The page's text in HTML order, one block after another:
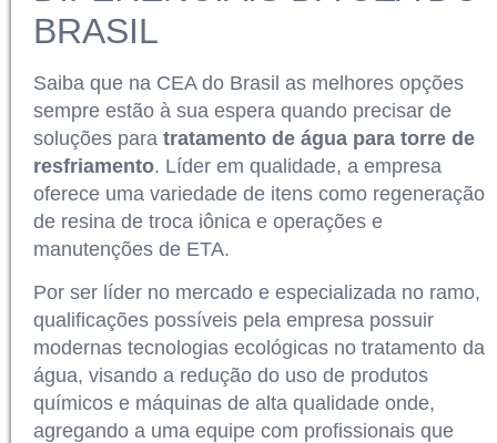
BRASIL
Saiba que na CEA do Brasil as melhores opções
sempre estão à sua espera quando precisar de
soluções para tratamento de água para torre de
resfriamento. Líder em qualidade, a empresa
oferece uma variedade de itens como regeneração
de resina de troca iônica e operações e
manutenções de ETA.
Por ser líder no mercado e especializada no ramo,
qualificações possíveis pela empresa possuir
modernas tecnologias ecológicas no tratamento da
água, visando a redução do uso de produtos
químicos e máquinas de alta qualidade onde,
agregando a uma equipe com profissionais que